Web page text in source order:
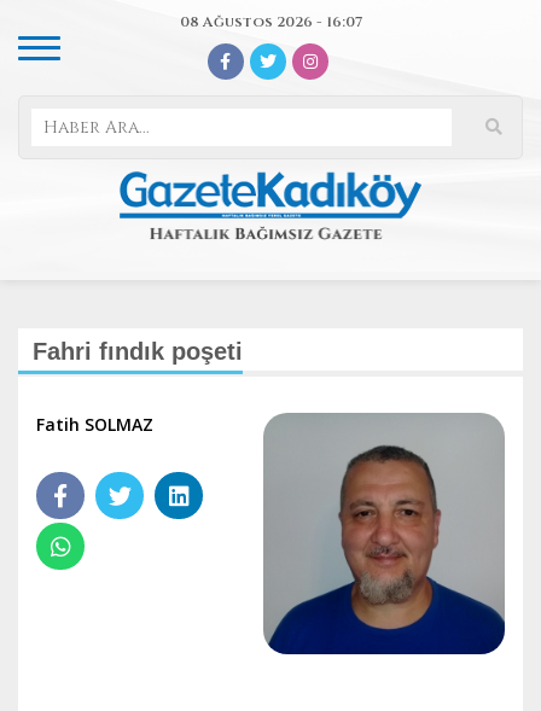
08 Ağustos 2026 - 16:07
Fahri fındık poşeti
Fatih SOLMAZ